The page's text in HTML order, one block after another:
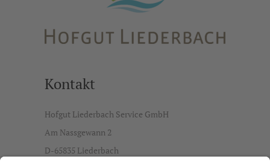
Kontakt
Hofgut Liederbach Service GmbH
Am Nassgewann 2
D-65835 Liederbach